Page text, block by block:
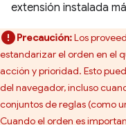
extensión instalada
Precaución:Los
estandarizar el orden en el
acción y prioridad. Esto
del navegador, incluso
conjuntos de reglas (como
Cuando el orden es